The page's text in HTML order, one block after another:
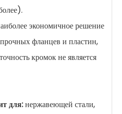
экономичное решение
фланцев и пластин,
кромок не является
для:нержавеющей стали,